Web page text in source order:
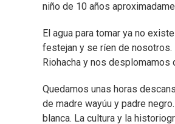
niño de 10 años
El agua para tomar ya no
festejan y se ríen de
Riohacha y nos desplomamos
Quedamos unas horas
de madre wayúu y padre
blanca. La cultura y la